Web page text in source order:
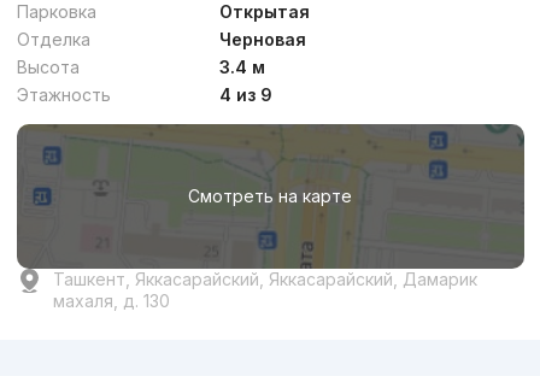
Парковка
Открытая
Отделка
Черновая
Высота
3.4 м
Этажность
4 из 9
Смотреть на карте
Ташкент, Яккасарайский, Яккасарайский, Дамарик
махаля, д. 130